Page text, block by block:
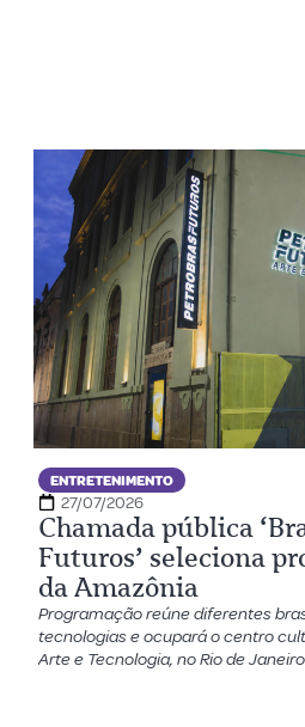
ENTRETENIMENTO
27/07/2026
Chamada pública
Futuros’ seleciona
da Amazônia
Programação reúne diferentes
tecnologias e ocupará o centro
Arte e Tecnologia, no Rio de Janeiro